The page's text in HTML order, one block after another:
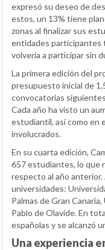
expresó su deseo de
estos, un 13% tiene
zonas al finalizar sus
entidades participantes
volvería a participar sin
La primera edición del
presupuesto inicial de
convocatorias
Cada año ha visto un
estudiantil, así como en
involucrados.
En su cuarta edición,
657 estudiantes, lo que
respecto al año
universidades:
Palmas de Gran
Pablo de Olavide. En
españolas y se alcanzó
Una experiencia